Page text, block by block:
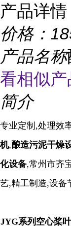
产品详情
价格：
产品名称
看相似
简介
专业定制,处理效
机,酿造污泥干燥
化设备,常州市齐
艺,精工制造,设备
JYG系列空心桨